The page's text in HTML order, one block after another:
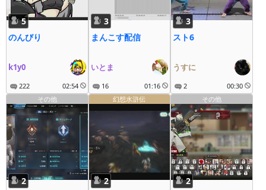
5
のんびり
k1y0
222 02:54
3
まんこす配信
いとま
16 01:16
3
スト6
うすに
2
00:30
その他
2
幻想水滸伝
2
その他
2